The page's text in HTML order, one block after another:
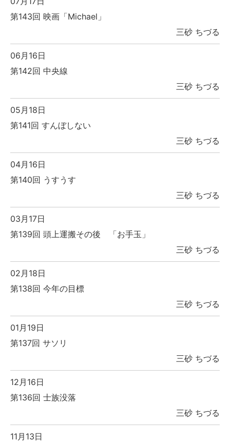
第143回 映画「Michael」
三砂 ちづる
06月16日
第142回 中央線
三砂 ちづる
05月18日
第141回 すんぼしない
三砂 ちづる
04月16日
第140回 うすうす
三砂 ちづる
03月17日
第139回 頭上運搬その後 「お手玉」
三砂 ちづる
02月18日
第138回 今年の目標
三砂 ちづる
01月19日
第137回 サソリ
三砂 ちづる
12月16日
第136回 士族没落
三砂 ちづる
11月13日